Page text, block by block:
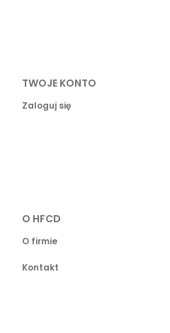
TWOJE KONTO
Zaloguj się
O HFCD
O firmie
Kontakt